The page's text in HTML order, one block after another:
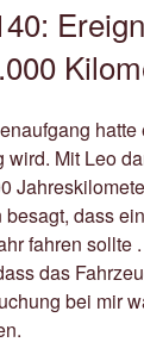
wird. Mit Leo
dass
fahren sollte
das
bei mir